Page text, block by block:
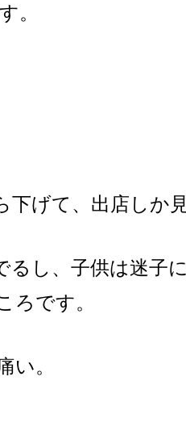
。
げて、出店しか
るし、子供は迷子
ろです。
。